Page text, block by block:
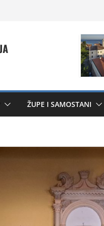
ŽUPE I SAMOSTANI